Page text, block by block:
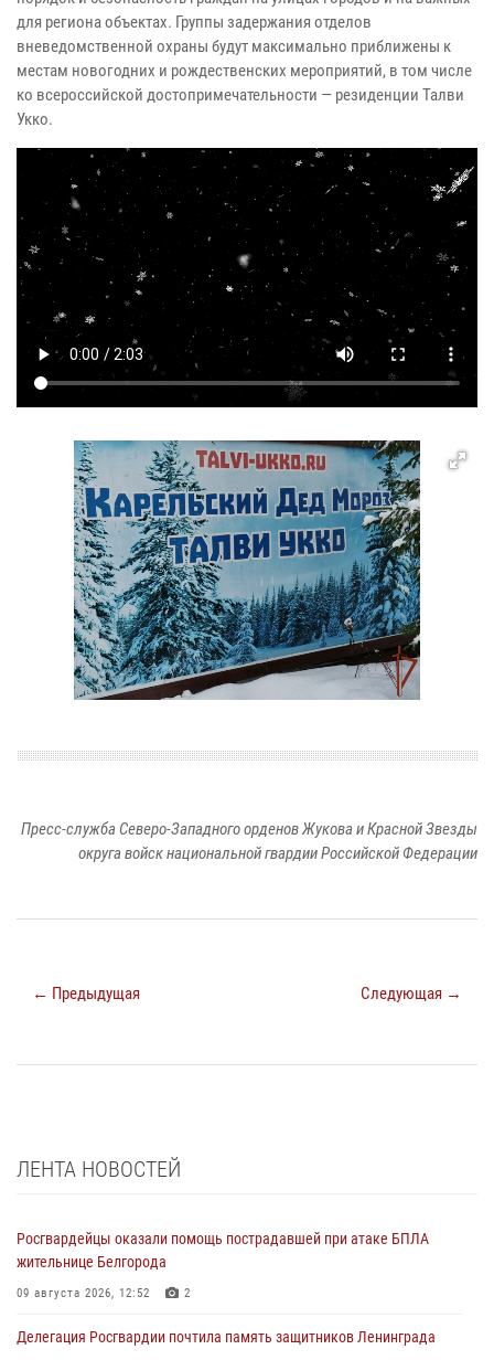
для региона объектах. Группы задержания отделов
вневедомственной охраны будут максимально приближены к
местам новогодних и рождественских мероприятий, в том числе
ко всероссийской достопримечательности — резиденции Талви
Укко.
Пресс-служба Северо-Западного орденов Жукова и Красной Звезды
округа войск национальной гвардии Российской Федерации
← Предыдущая Следующая →
ЛЕНТА НОВОСТЕЙ
Росгвардейцы оказали помощь пострадавшей при атаке БПЛА
жительнице Белгорода
09 августа 2026, 12:52 2
Делегация Росгвардии почтила память защитников Ленинграда